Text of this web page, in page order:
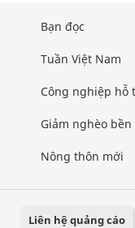
Bạn đọc
Tuần Việt Nam
Công nghiệp hỗ
Giảm nghèo bền
Nông thôn mới
Liên hệ quảng cáo